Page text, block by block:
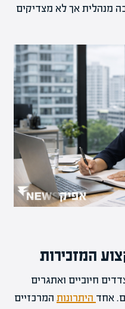
מנהלית אך לא מצדיקים
המזכירות
חיוביים ואתגרים
אחד היתרונות המרכזיים